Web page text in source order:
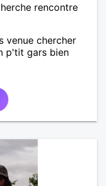
rencontre
venue chercher
p'tit gars bien